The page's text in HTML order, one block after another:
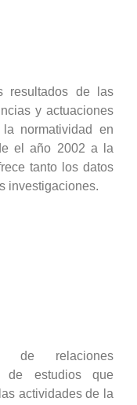
resultados de las
y actuaciones
normatividad en
el año 2002 a la
tanto los datos
investigaciones.
de relaciones
de estudios que
actividades de la